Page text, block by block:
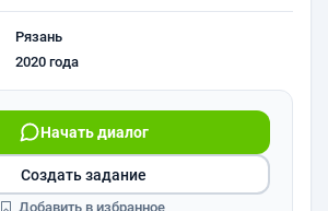
Рязань
2020 года
Начать диалог
Создать задание
Добавить в избранное